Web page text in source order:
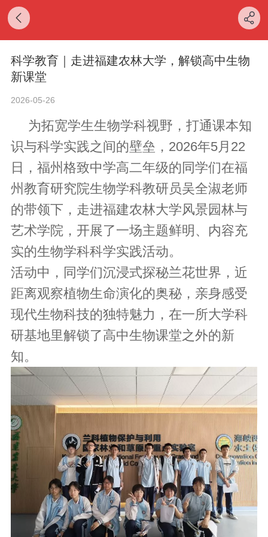
科学教育｜走进福建农林大学，解锁高中生物
新课堂
2026-05-26
为拓宽学生生物学科视野，打通课本知
识与科学实践之间的壁垒，2026年5月22
日，福州格致中学高二年级的同学们在福
州教育研究院生物学科教研员吴全淑老师
的带领下，走进福建农林大学风景园林与
艺术学院，开展了一场主题鲜明、内容充
实的生物学科科学实践活动。
活动中，同学们沉浸式探秘兰花世界，近
距离观察植物生命演化的奥秘，亲身感受
现代生物科技的独特魅力，在一所大学科
研基地里解锁了高中生物课堂之外的新
知。